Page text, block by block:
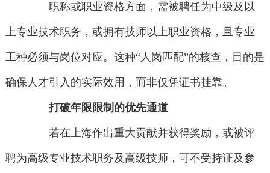
职称或职业资格方面，需被聘任为中级及以
上专业技术职务，或拥有技师以上职业资格，且专业
工种必须与岗位对应。这种“人岗匹配”的核查，目的是
确保人才引入的实际效用，而非仅凭证书挂靠。
打破年限限制的优先通道
若在上海作出重大贡献并获得奖励，或被评
聘为高级专业技术职务及高级技师，可不受持证及参